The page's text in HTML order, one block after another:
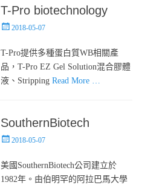
T-Pro biotechnology
Posted2018-05-07
T-Pro提供多種蛋白質WB相關產
品，T-Pro EZ Gel Solution混合膠體
液、StrippingRead More …
SouthernBiotech
Posted2018-05-07
美國SouthernBiotech公司建立於
1982年。由伯明罕的阿拉巴馬大學